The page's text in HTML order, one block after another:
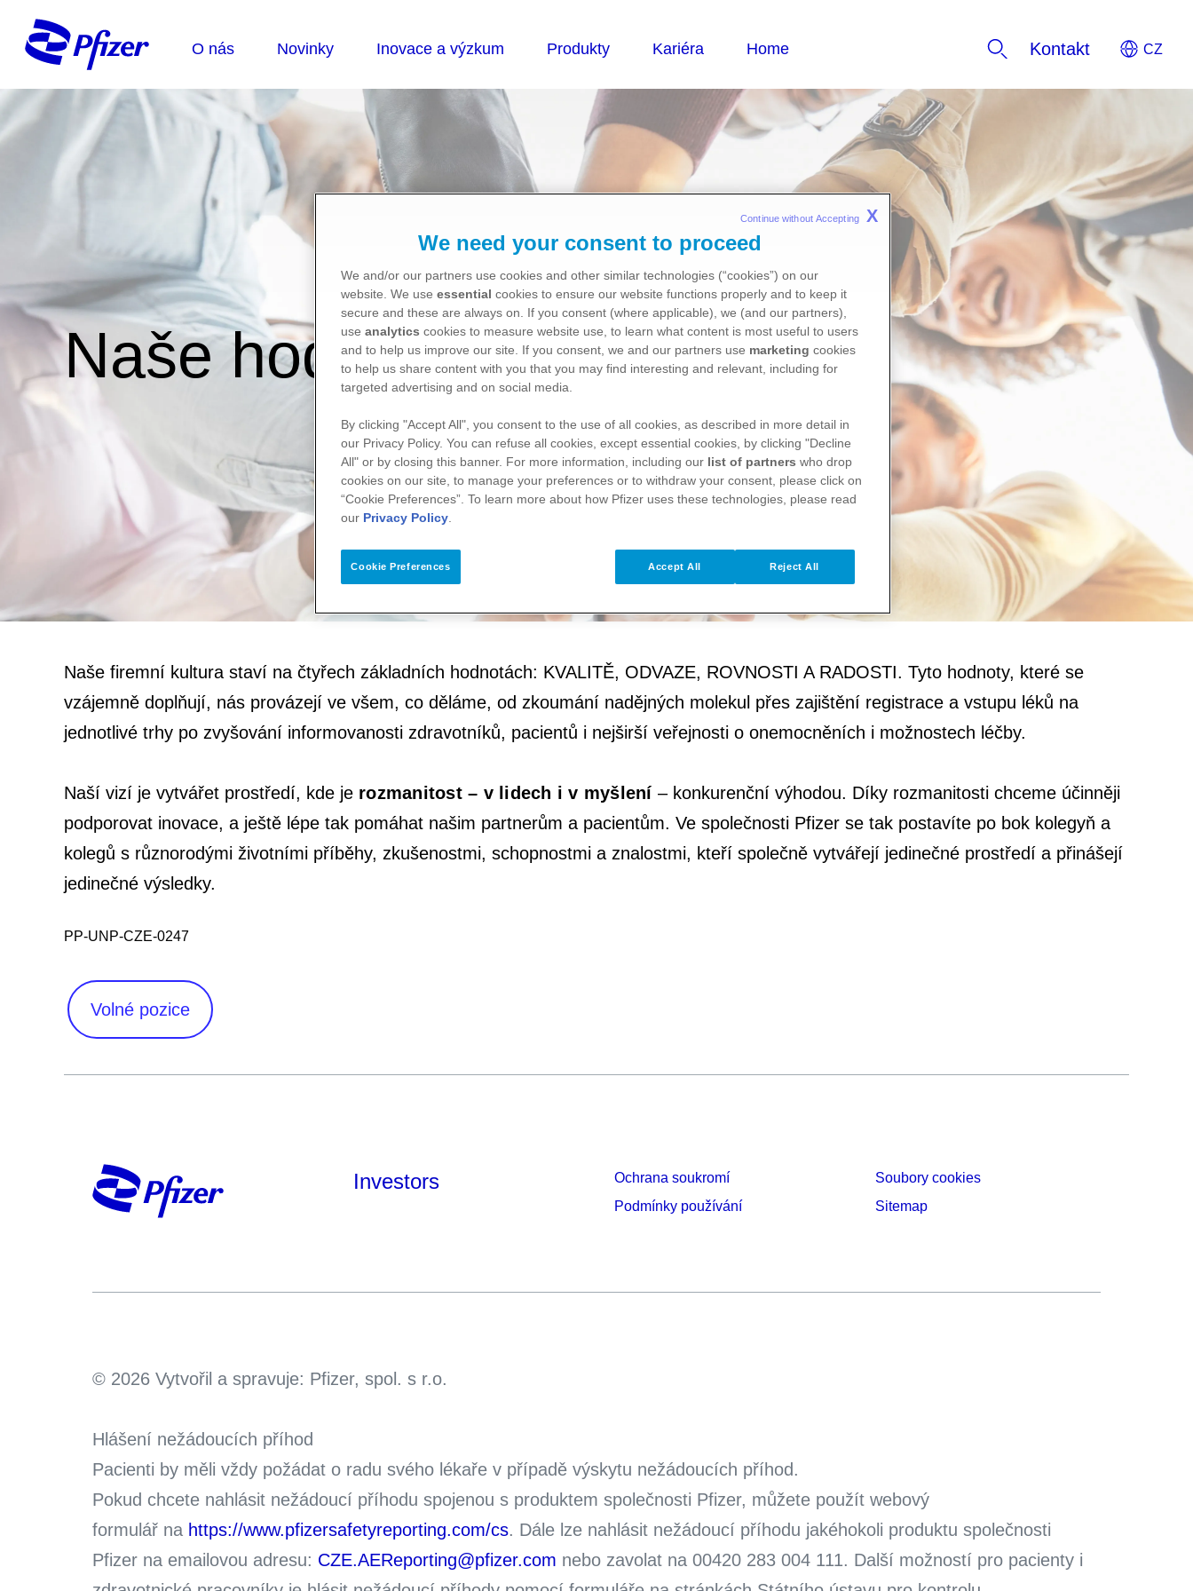
Kontakt
Naše hodnoty
Naše firemní kultura staví na čtyřech základních hodnotách: KVALITĚ, ODVAZE, ROVNOSTI A RADOSTI. Tyto hodnoty, které se
vzájemně doplňují, nás provázejí ve všem, co děláme, od zkoumání nadějných molekul přes zajištění registrace a vstupu léků na
jednotlivé trhy po zvyšování informovanosti zdravotníků, pacientů i nejširší veřejnosti o onemocněních i možnostech léčby.
Naší vizí je vytvářet prostředí, kde je rozmanitost – v lidech i v myšlení – konkurenční výhodou. Díky rozmanitosti chceme účinněji
podporovat inovace, a ještě lépe tak pomáhat našim partnerům a pacientům. Ve společnosti Pfizer se tak postavíte po bok kolegyň a
kolegů s různorodými životními příběhy, zkušenostmi, schopnostmi a znalostmi, kteří společně vytvářejí jedinečné prostředí a přinášejí
jedinečné výsledky.
PP-UNP-CZE-0247
Volné pozice
Investors
Ochrana soukromí
Podmínky používání
Soubory cookies
Sitemap
© 2026 Vytvořil a spravuje: Pfizer, spol. s r.o.
Hlášení nežádoucích příhod
Pacienti by měli vždy požádat o radu svého lékaře v případě výskytu nežádoucích příhod.
Pokud chcete nahlásit nežádoucí příhodu spojenou s produktem společnosti Pfizer, můžete použít webový
formulář na https://www.pfizersafetyreporting.com/cs. Dále lze nahlásit nežádoucí příhodu jakéhokoli produktu společnosti
Pfizer na emailovou adresu: CZE.AEReporting@pfizer.com nebo zavolat na 00420 283 004 111. Další možností pro pacienty i
We need your consent to proceed
We and/or our partners use cookies and other similar technologies (“cookies”) on our
website. We use essential cookies to ensure our website functions properly and to keep it
secure and these are always on. If you consent (where applicable), we (and our partners),
use analytics cookies to measure website use, to learn what content is most useful to users
and to help us improve our site. If you consent, we and our partners use marketing cookies
to help us share content with you that you may find interesting and relevant, including for
targeted advertising and on social media.
By clicking "Accept All", you consent to the use of all cookies, as described in more detail in
our Privacy Policy. You can refuse all cookies, except essential cookies, by clicking "Decline
All" or by closing this banner. For more information, including our list of partners who drop
cookies on our site, to manage your preferences or to withdraw your consent, please click on
“Cookie Preferences”. To learn more about how Pfizer uses these technologies, please read
our Privacy Policy
Cookie Preferences Reject All
Accept All
Continue without Accepting X